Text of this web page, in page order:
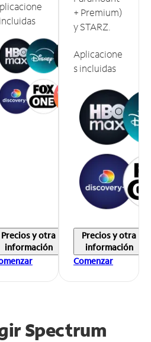
Precios y otra
información
+ Premium)
y STARZ.
Aplicacione
s incluidas
Precios y otra
información
Comenzar
Spectrum